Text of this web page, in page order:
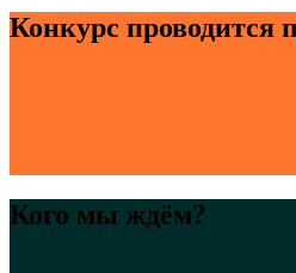
Конкурс проводится
Кого мы ждём?